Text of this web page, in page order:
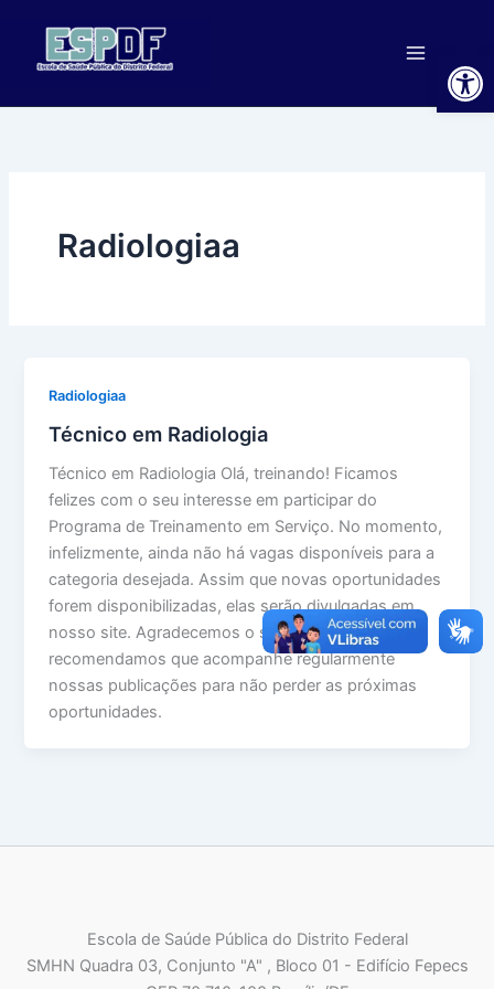
Radiologiaa
Radiologiaa
Técnico em Radiologia
Técnico em Radiologia Olá, treinando! Ficamos
felizes com o seu interesse em participar do
Programa de Treinamento em Serviço. No momento,
infelizmente, ainda não há vagas disponíveis para a
categoria desejada. Assim que novas oportunidades
forem disponibilizadas, elas serão divulgadas em
nosso site. Agradecemos o seu interesse e
recomendamos que acompanhe regularmente
nossas publicações para não perder as próximas
oportunidades.
Escola de Saúde Pública do Distrito Federal
SMHN Quadra 03, Conjunto "A" , Bloco 01 - Edifício Fepecs